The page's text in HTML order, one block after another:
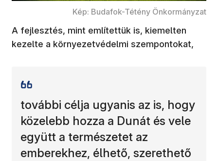
Kép: Budafok-Tétény Önkormányzat
A fejlesztés, mint említettük is, kiemelten
kezelte a környezetvédelmi szempontokat,
további célja ugyanis az is, hogy
közelebb hozza a Dunát és vele
együtt a természetet az
emberekhez, élhető, szerethető